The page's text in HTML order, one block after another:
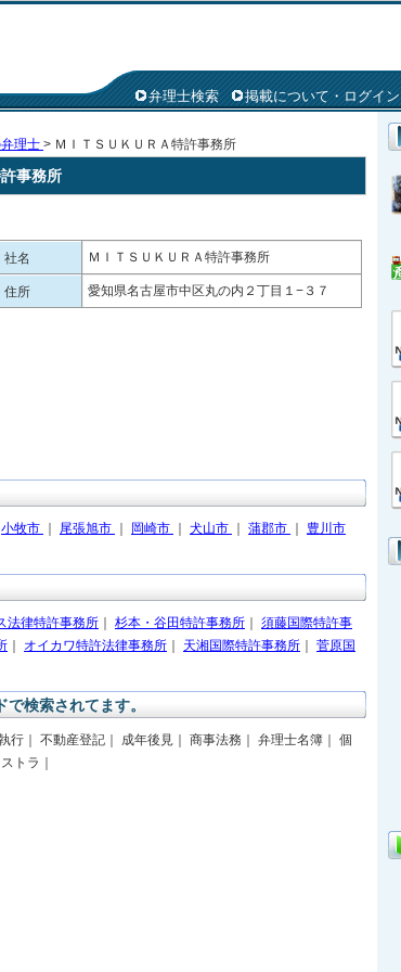
弁理士検索 掲載について・ログイン
理士 > ＭＩＴＳＵＫＵＲＡ特許事務所
事務所
社名 ＭＩＴＳＵＫＵＲＡ特許事務所
住所 愛知県名古屋市中区丸の内２丁目１−３７
小牧市 尾張旭市 岡崎市 犬山市 蒲郡市
豊川市
法律特許事務所 杉本・谷田特許事務所
須藤国際特許事
オイカワ特許法律事務所 天湘国際特許事務所
菅原国
検索されてます。
行｜ 不動産登記｜ 成年後見｜ 商事法務｜ 弁理士名簿｜ 個
トラ｜